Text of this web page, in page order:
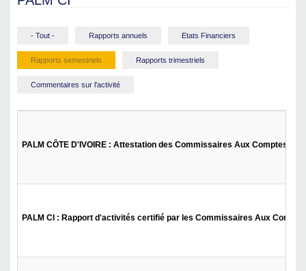
- Tout - Rapports annuels Etats Financiers
Rapports semestriels Rapports trimestriels
Commentaires sur l'activité
PALM CÔTE D'IVOIRE : Attestation des Commissaires Aux Comptes et
PALM CI : Rapport d'activités certifié par les Commissaires Aux